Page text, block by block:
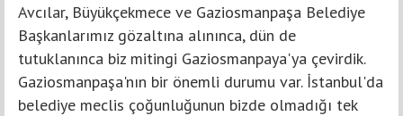
Avcılar, Büyükçekmece ve Gaziosmanpaşa Belediye
Başkanlarımız gözaltına alınınca, dün de
tutuklanınca biz mitingi Gaziosmanpaya'ya çevirdik.
Gaziosmanpaşa'nın bir önemli durumu var. İstanbul'da
belediye meclis çoğunluğunun bizde olmadığı tek